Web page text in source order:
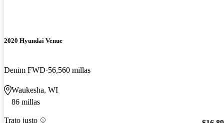
2020 Hyundai Venue
Denim FWD 56,560 millas
Waukesha, WI
86 millas
Trato justo